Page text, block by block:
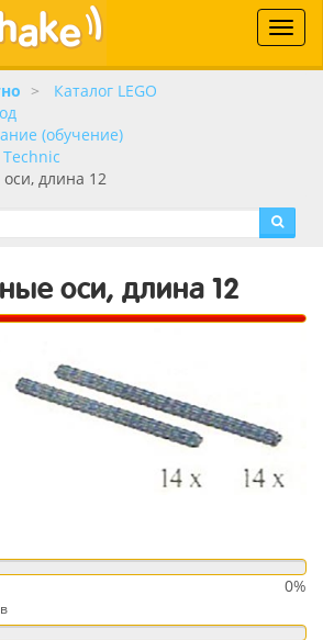
Toggle
Каталог LEGO
(обучение)
длина 12
оси, длина 12
0%